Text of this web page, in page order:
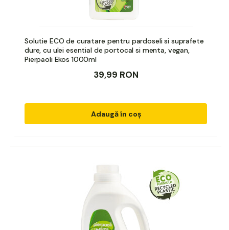
Solutie ECO de curatare pentru pardoseli si suprafete
dure, cu ulei esential de portocal si menta, vegan,
Pierpaoli Ekos 1000ml
39,99 RON
Adaugă în coș